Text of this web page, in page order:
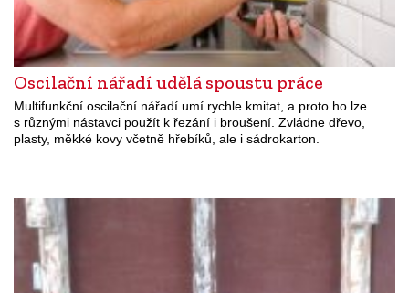
Oscilační nářadí udělá spoustu práce
Multifunkční oscilační nářadí umí rychle kmitat, a proto ho lze
s různými nástavci použít k řezání i broušení. Zvládne dřevo,
plasty, měkké kovy včetně hřebíků, ale i sádrokarton.